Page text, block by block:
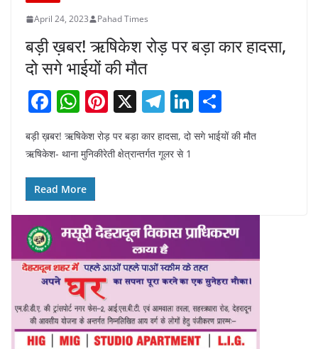
April 24, 2023 Pahad Times
बड़ी ख़बर! ऋषिकेश रोड़ पर बड़ा कार हादसा,
दो सगे भाईयों की मौत
F
c
e
b
o
o
k
W
h
at
s
A
p
p
Pi
er
X T
e
gr
m
Li
n
k
n
h
ar
बड़ी ख़बर! ऋषिकेश रोड़ पर बड़ा कार हादसा, दो सगे भाईयों की मौत
ऋषिकेश- थाना मुनिकीरेती क्षेत्रान्तर्गत गूलर से 1
Read More